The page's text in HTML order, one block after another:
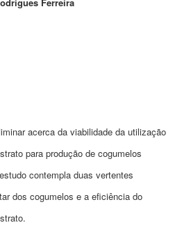
acerca da viabilidade da utilização
para produção de cogumelos
contempla duas vertentes
dos cogumelos e a eficiência do